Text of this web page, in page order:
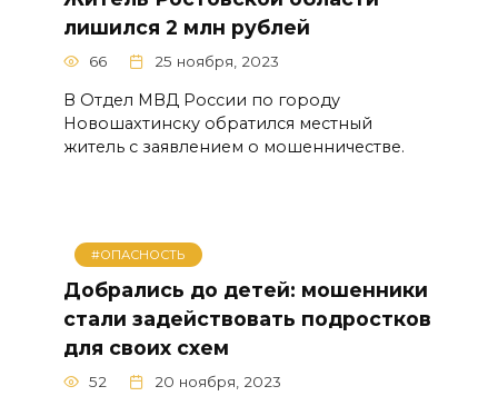
лишился 2 млн рублей
66 25 ноября, 2023
В Отдел МВД России по городу
Новошахтинску обратился местный
житель с заявлением о мошенничестве.
#ОПАСНОСТЬ
Добрались до детей: мошенники
стали задействовать подростков
для своих схем
52 20 ноября, 2023